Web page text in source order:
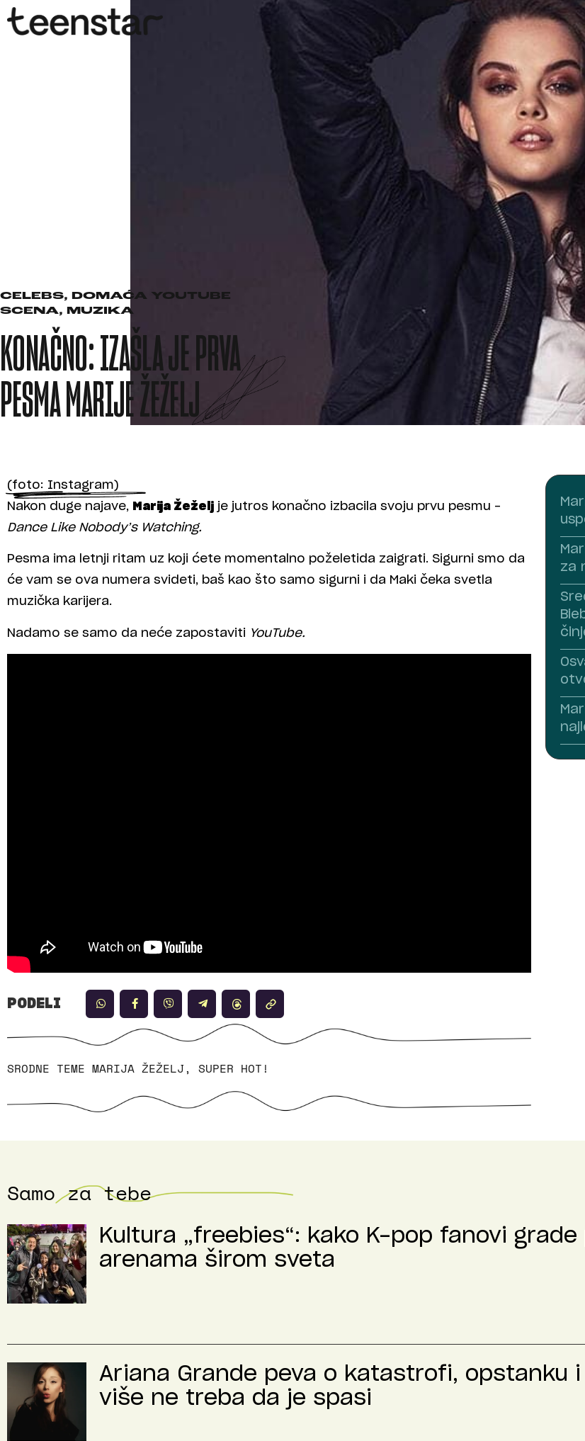
CELEBS,
DOMAĆA YOUTUBE
SCENA, MUZIKA
KONAČNO: IZAŠLA JE PRVA
PESMA MARIJE ŽEŽELJ
(foto: Instagram)
Nakon duge najave, Marija Žeželj je jutros konačno izbacila svoju prvu pesmu –
Dance Like Nobody’s Watching.
Pesma ima letnji ritam uz koji ćete momentalno poželetida zaigrati. Sigurni smo da
će vam se ova numera svideti, baš kao što samo sigurni i da Maki čeka svetla
muzička karijera.
Nadamo se samo da neće zapostaviti YouTube.
PODELI
SRODNE TEME MARIJA ŽEŽELJ, SUPER HOT!
za
Samo za tebe
Kultura „freebies“: kako K-pop fanovi
arenama širom sveta
Ariana Grande peva o katastrofi, opstanku
više ne treba da je spasi